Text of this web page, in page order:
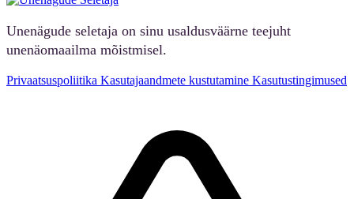
Unenägude seletaja on sinu usaldusväärne teejuht
unenäomaailma mõistmisel.
Privaatsuspoliitika Kasutajaandmete kustutamine Kasutustingimused